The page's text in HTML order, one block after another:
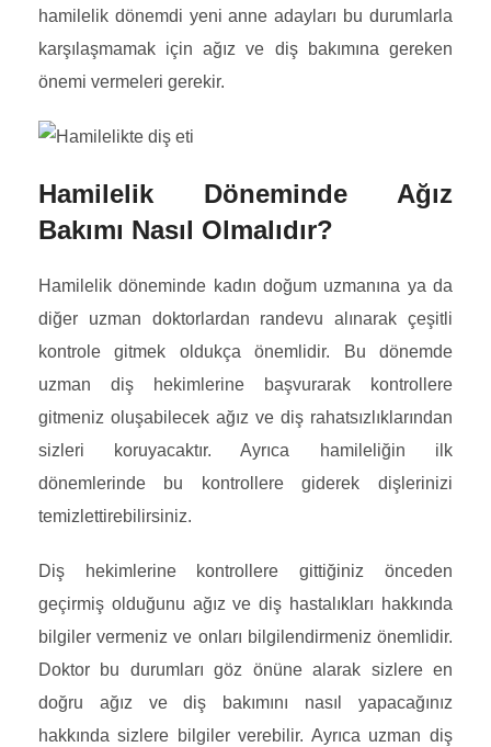
hamilelik dönemdi yeni anne adayları bu durumlarla
karşılaşmamak için ağız ve diş bakımına gereken
önemi vermeleri gerekir.
Hamilelik Döneminde Ağız
Bakımı Nasıl Olmalıdır?
Hamilelik döneminde kadın doğum uzmanına ya da
diğer uzman doktorlardan randevu alınarak çeşitli
kontrole gitmek oldukça önemlidir. Bu dönemde
uzman diş hekimlerine başvurarak kontrollere
gitmeniz oluşabilecek ağız ve diş rahatsızlıklarından
sizleri koruyacaktır. Ayrıca hamileliğin ilk
dönemlerinde bu kontrollere giderek dişlerinizi
temizlettirebilirsiniz.
Diş hekimlerine kontrollere gittiğiniz önceden
geçirmiş olduğunu ağız ve diş hastalıkları hakkında
bilgiler vermeniz ve onları bilgilendirmeniz önemlidir.
Doktor bu durumları göz önüne alarak sizlere en
doğru ağız ve diş bakımını nasıl yapacağınız
hakkında sizlere bilgiler verebilir. Ayrıca uzman diş